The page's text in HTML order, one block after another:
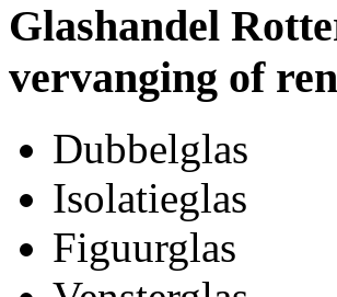
Glashandel
vervanging of
Dubbelglas
Isolatieglas
Figuurglas